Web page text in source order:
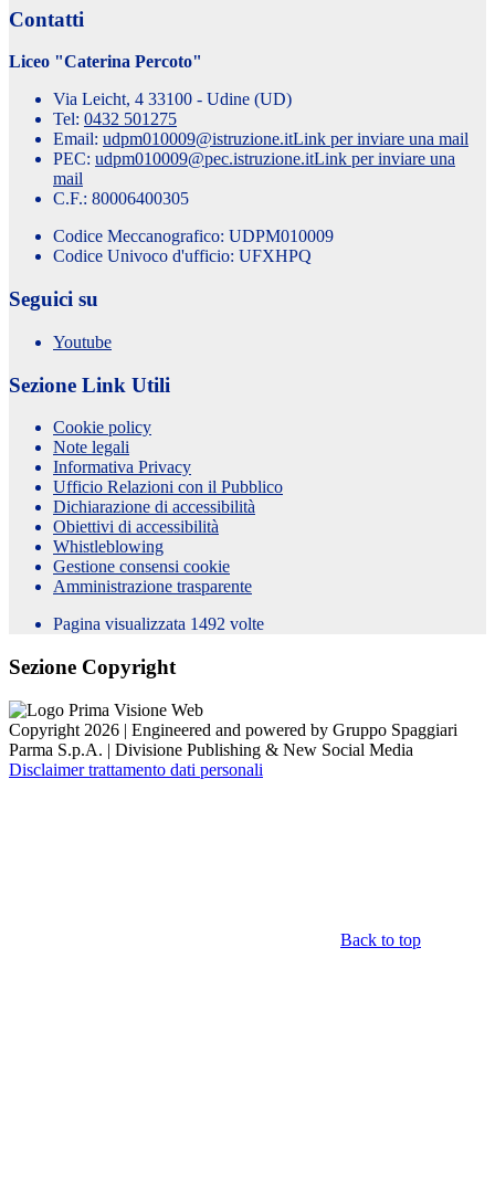
Contatti
Liceo "Caterina Percoto"
Via Leicht, 4 33100 - Udine (UD)
Tel: 0432 501275
Email: udpm010009@istruzione.itLink per inviare una mail
PEC: udpm010009@pec.istruzione.itLink per inviare una
mail
C.F.: 80006400305
Codice Meccanografico: UDPM010009
Codice Univoco d'ufficio: UFXHPQ
Seguici su
Youtube
Sezione Link Utili
Cookie policy
Note legali
Informativa Privacy
Ufficio Relazioni con il Pubblico
Dichiarazione di accessibilità
Obiettivi di accessibilità
Whistleblowing
Gestione consensi cookie
Amministrazione trasparente
Pagina visualizzata 1492 volte
Sezione Copyright
Copyright 2026 | Engineered and powered by Gruppo Spaggiari
Parma S.p.A. | Divisione Publishing & New Social Media
Disclaimer trattamento dati personali
Back to top